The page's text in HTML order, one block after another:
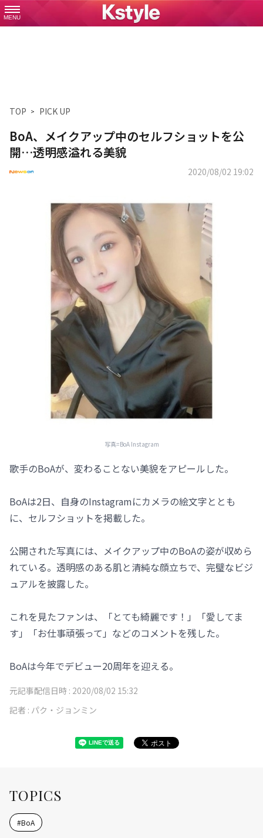
MENU
TOP PICK UP
BoA、メイクアップ中のセルフショットを公
開…透明感溢れる美貌
2020/08/02 19:02
写真=BoA Instagram
歌手のBoAが、変わることない美貌をアピールした。
BoAは2日、自身のInstagramにカメラの絵文字ととも
に、セルフショットを掲載した。
公開された写真には、メイクアップ中のBoAの姿が収めら
れている。透明感のある肌と清純な顔立ちで、完璧なビジ
ュアルを披露した。
これを見たファンは、「とても綺麗です！」「愛してま
す」「お仕事頑張って」などのコメントを残した。
BoAは今年でデビュー20周年を迎える。
元記事配信日時 : 2020/08/02 15:32
記者 : パク・ジョンミン
TOPICS
#BoA